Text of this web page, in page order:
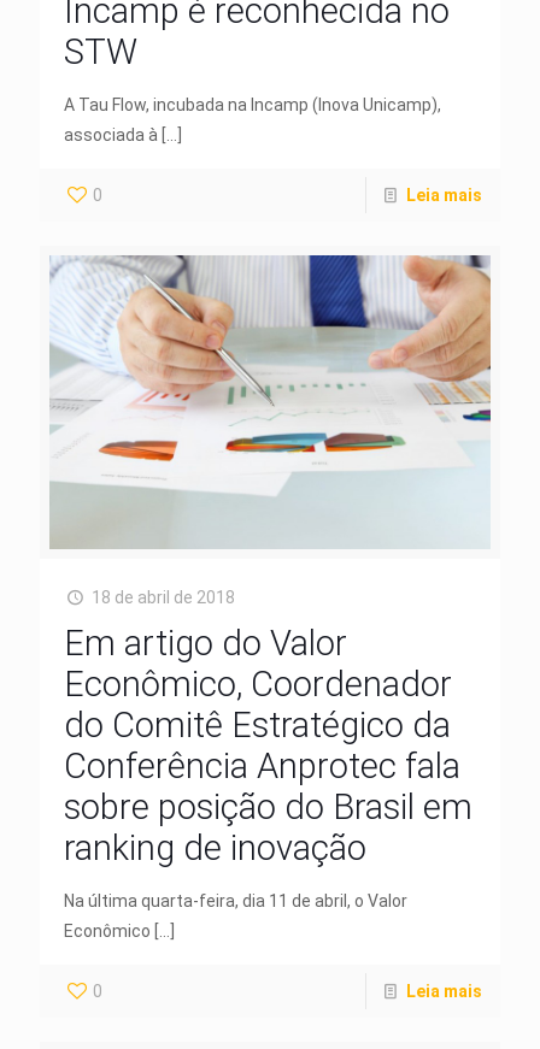
Incamp é reconhecida no
STW
A Tau Flow, incubada na Incamp (Inova Unicamp),
associada à
0 Leia mais
18 de abril de 2018
Em artigo do Valor
Econômico, Coordenador
do Comitê Estratégico da
Conferência Anprotec fala
sobre posição do Brasil em
ranking de inovação
Na última quarta-feira, dia 11 de abril, o Valor
Econômico
0 Leia mais